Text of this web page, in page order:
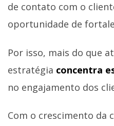
de contato com o
oportunidade de
Por isso, mais do que
estratégia concentra
no engajamento dos
Com o crescimento da